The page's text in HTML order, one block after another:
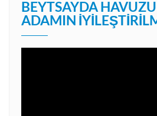
BEYTSAYDA
ADAMIN